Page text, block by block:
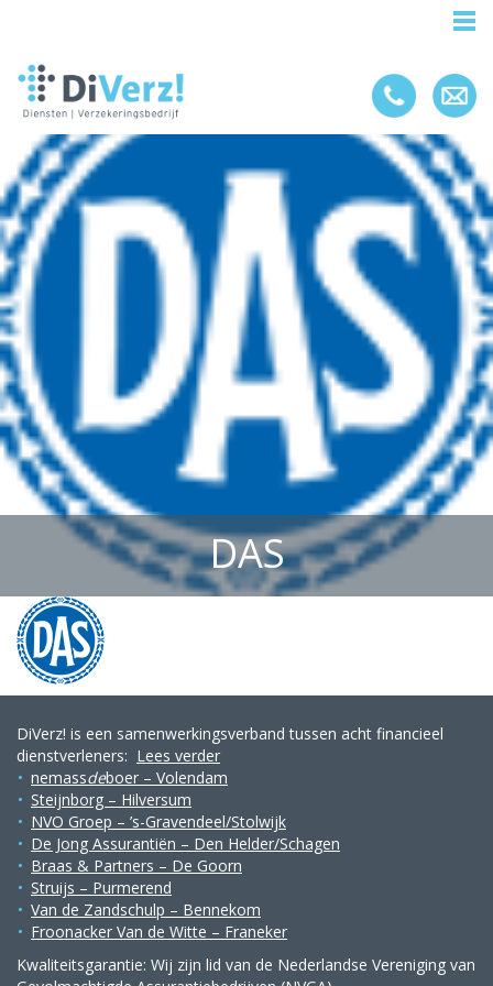
DAS
DiVerz! is een samenwerkingsverband tussen acht financieel
dienstverleners: Lees verder
nemassdeboer – Volendam
Steijnborg – Hilversum
NVO Groep – ’s-Gravendeel/Stolwijk
De Jong Assurantiën – Den Helder/Schagen
Braas & Partners – De Goorn
Struijs – Purmerend
Van de Zandschulp – Bennekom
Froonacker Van de Witte – Franeker
Kwaliteitsgarantie: Wij zijn lid van de Nederlandse Vereniging van